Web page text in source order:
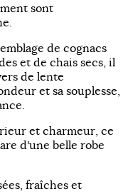
sont
de cognacs
et de chais secs, il
de lente
et sa souplesse,
et charmeur, ce
d'une belle robe
fraîches et